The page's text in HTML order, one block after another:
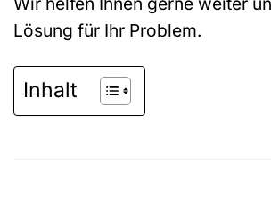
Lösung für Ihr Problem.
Inhalt